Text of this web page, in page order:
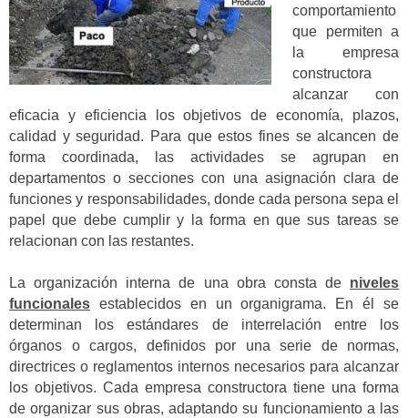
comportamiento
que permiten a
la empresa
constructora
alcanzar con
eficacia y eficiencia los objetivos de economía, plazos,
calidad y seguridad. Para que estos fines se alcancen de
forma coordinada, las actividades se agrupan en
departamentos o secciones con una asignación clara de
funciones y responsabilidades, donde cada persona sepa el
papel que debe cumplir y la forma en que sus tareas se
relacionan con las restantes.
La organización interna de una obra consta de niveles
funcionales establecidos en un organigrama. En él se
determinan los estándares de interrelación entre los
órganos o cargos, definidos por una serie de normas,
directrices o reglamentos internos necesarios para alcanzar
los objetivos. Cada empresa constructora tiene una forma
de organizar sus obras, adaptando su funcionamiento a las